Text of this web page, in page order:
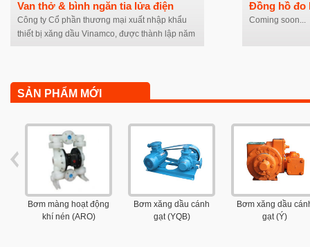
Van thở & bình ngăn tia lửa điện
Công ty Cổ phần thương mại xuất nhập khẩu
thiết bị xăng dầu Vinamco, được thành lập năm
ty Vinamco hiện là một trong những nhà cung
cấp thiết bị xăng dầu hàng đầu tại Việt Nam, với
đo lưu lượng và hệ thống kiểm soát nhiên liệu,
thiết bị cho tổng kho xăng dầu, thiết bị trụ bơm
xăng dầu.
Đồng hồ đo
Coming soon...
SẢN PHẨM MỚI
Bơm màng hoạt động
khí nén (ARO)
Bơm xăng dầu cánh
gạt (YQB)
Bơm xăng dầu
gạt (Ý)